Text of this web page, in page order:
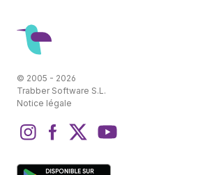
© 2005 - 2026
Trabber Software S.L.
Notice légale